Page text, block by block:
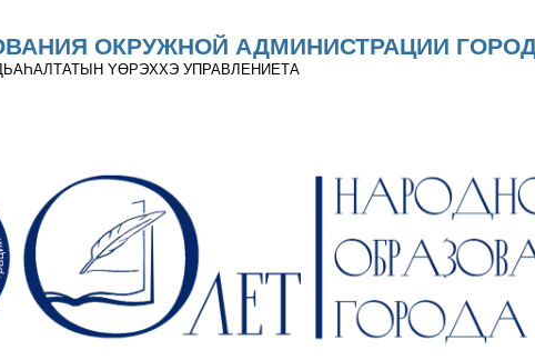
ОКРУЖНОЙ АДМИНИСТРАЦИИ
YӨРЭХХЭ УПРАВЛЕНИЕТА